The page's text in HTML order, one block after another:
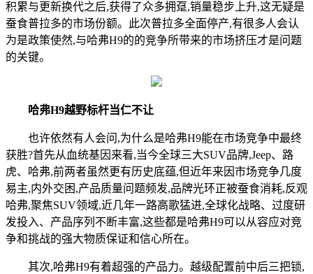
积累与更新换代之后,获得了众多拥趸,销量稳步上升,这无疑是
蚕食普拉多的市场份额。此次普拉多全面停产,有很多人会认
为是政策使然,与哈弗H9的的竞争所带来的市场挤压才是问题
的关键。
哈弗H9越野标杆当仁不让
也许依然有人会问,为什么是哈弗H9能在市场竞争中最终
获胜?首先从血统基因来看,当今全球三大SUV品牌,Jeep、路
虎、哈弗,前两者虽然更有历史底蕴,但近年来因市场竞争几度
易主,内外交困,产品质量问题频发,品牌光环正被蚕食消耗,反观
哈弗,聚焦SUV领域,近几年一路高歌猛进,全球化战略、过度研
发投入、产品序列不断丰富,这些都是哈弗H9可以从容应对竞
争和挑战的强大物质保证和信心所在。
其次,哈弗H9有着超强的产品力。越级配置前中后三把锁,